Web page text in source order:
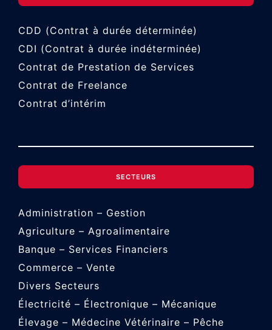
CDD (Contrat à durée déterminée)
CDI (Contrat à durée indéterminée)
Contrat de Prestation de Services
Contrat de Freelance
Contrat d’intérim
SECTEURS
Administration – Gestion
Agriculture – Agroalimentaire
Banque – Services Financiers
Commerce – Vente
Divers Secteurs
Électricité – Électronique – Mécanique
Élevage – Médecine Vétérinaire – Pêche